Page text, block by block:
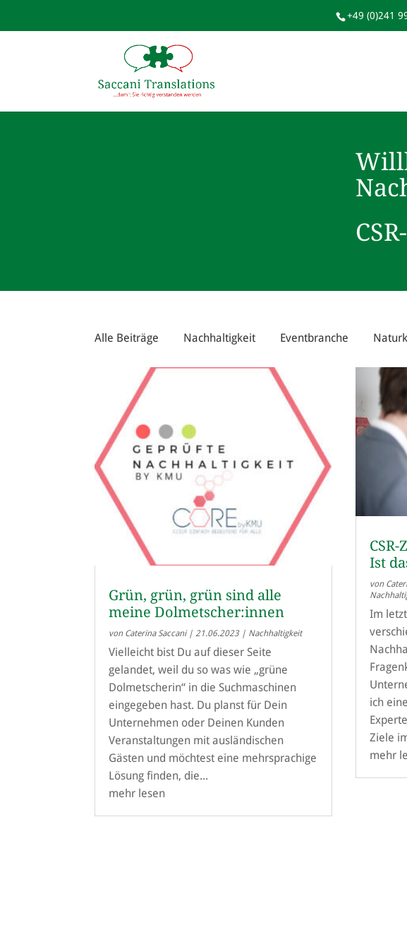
+49 (0)241
Alle Beiträge Nachhaltigkeit Eventbranche
Grün, grün, grün sind alle
meine Dolmetscher:innen
von Caterina Saccani|21.06.2023| Nachhaltigkeit
Vielleicht bist Du auf dieser Seite
gelandet, weil du so was wie „grüne
Dolmetscherin“ in die Suchmaschinen
eingegeben hast. Du planst für Dein
Unternehmen oder Deinen Kunden
Veranstaltungen mit ausländischen
Gästen und möchtest eine mehrsprachige
Lösung finden, die...
mehr lesen
Ist
von
Im
ich
Ziele
mehr